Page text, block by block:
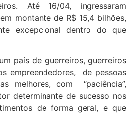
Até 16/04, ingressaram
montante de R$ 15,4 bilhões,
excepcional dentro do que
país de guerreiros, guerreiros
empreendedores, de pessoas
melhores, com “paciência”,
determinante de sucesso nos
de forma geral, e que